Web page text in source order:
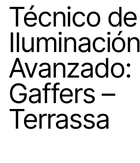
Técnico de
Iluminación
Avanzado:
Gaffers –
Terrassa